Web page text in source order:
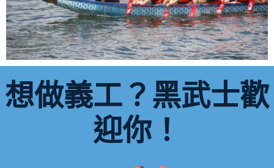
想做義工？黑武士歡
迎你！